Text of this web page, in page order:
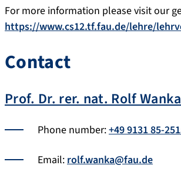
For more information please visit our
https://www.cs12.tf.fau.de/lehre/
Contact
Prof. Dr. rer. nat. Rolf Wanka
Phone number:+49 9131 85-
Email:rolf.wanka@fau.de